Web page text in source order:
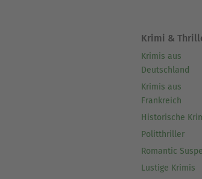
Krimi &
Krimis aus
Deutschland
Krimis aus
Frankreich
Historische
Politthriller
Romantic
Lustige Krimis